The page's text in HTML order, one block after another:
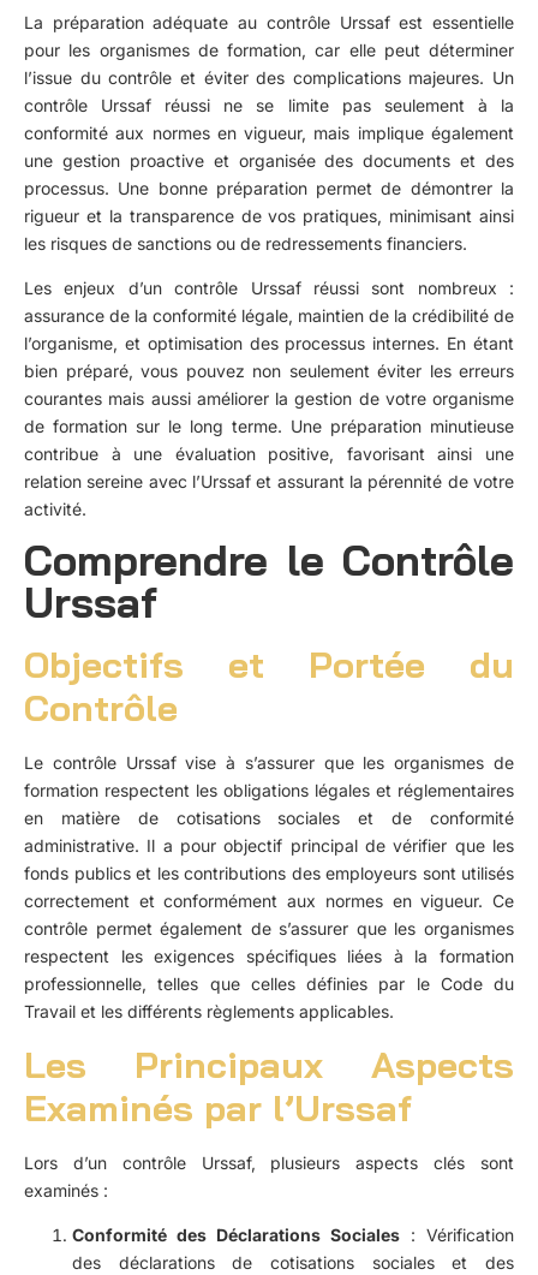
La préparation adéquate au contrôle Urssaf est essentielle
pour les organismes de formation, car elle peut déterminer
l’issue du contrôle et éviter des complications majeures. Un
contrôle Urssaf réussi ne se limite pas seulement à la
conformité aux normes en vigueur, mais implique également
une gestion proactive et organisée des documents et des
processus. Une bonne préparation permet de démontrer la
rigueur et la transparence de vos pratiques, minimisant ainsi
les risques de sanctions ou de redressements financiers.
Les enjeux d’un contrôle Urssaf réussi sont nombreux :
assurance de la conformité légale, maintien de la crédibilité de
l’organisme, et optimisation des processus internes. En étant
bien préparé, vous pouvez non seulement éviter les erreurs
courantes mais aussi améliorer la gestion de votre organisme
de formation sur le long terme. Une préparation minutieuse
contribue à une évaluation positive, favorisant ainsi une
relation sereine avec l’Urssaf et assurant la pérennité de votre
activité.
Comprendre le Contrôle
Urssaf
Objectifs et Portée du
Contrôle
Le contrôle Urssaf vise à s’assurer que les organismes de
formation respectent les obligations légales et réglementaires
en matière de cotisations sociales et de conformité
administrative. Il a pour objectif principal de vérifier que les
fonds publics et les contributions des employeurs sont utilisés
correctement et conformément aux normes en vigueur. Ce
contrôle permet également de s’assurer que les organismes
respectent les exigences spécifiques liées à la formation
professionnelle, telles que celles définies par le Code du
Travail et les différents règlements applicables.
Les Principaux Aspects
Examinés par l’Urssaf
Lors d’un contrôle Urssaf, plusieurs aspects clés sont
examinés :
Conformité des Déclarations Sociales : Vérification
des déclarations de cotisations sociales et des